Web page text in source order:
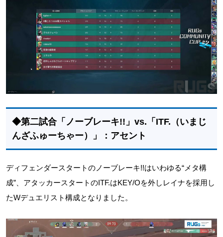
◆第二試合「ノーブレーキ!!」vs.「ITF.（いまじ
んざふゅーちゃー）」：アセント
ディフェンダースタートのノーブレーキ!!はいわゆる“メタ構
成”、アタッカースタートのITF.はKEY/Oを外しレイナを採用し
たWデュエリスト構成となりました。